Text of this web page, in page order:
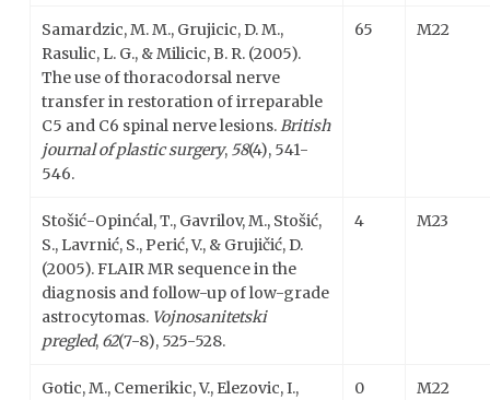
Samardzic, M. M., Grujicic, D. M.,
Rasulic, L. G., & Milicic, B. R. (2005).
The use of thoracodorsal nerve
transfer in restoration of irreparable
C5 and C6 spinal nerve lesions.British
journal of plastic surgery, 58(4), 541-
546.
65 M22
Stošić-Opinćal, T., Gavrilov, M., Stošić,
S., Lavrnić, S., Perić, V., & Grujičić, D.
(2005). FLAIR MR sequence in the
diagnosis and follow-up of low-grade
astrocytomas. Vojnosanitetski
pregled, 62(7-8), 525-528.
4 M23
Gotic, M., Cemerikic, V., Elezovic, I.,
0 M22